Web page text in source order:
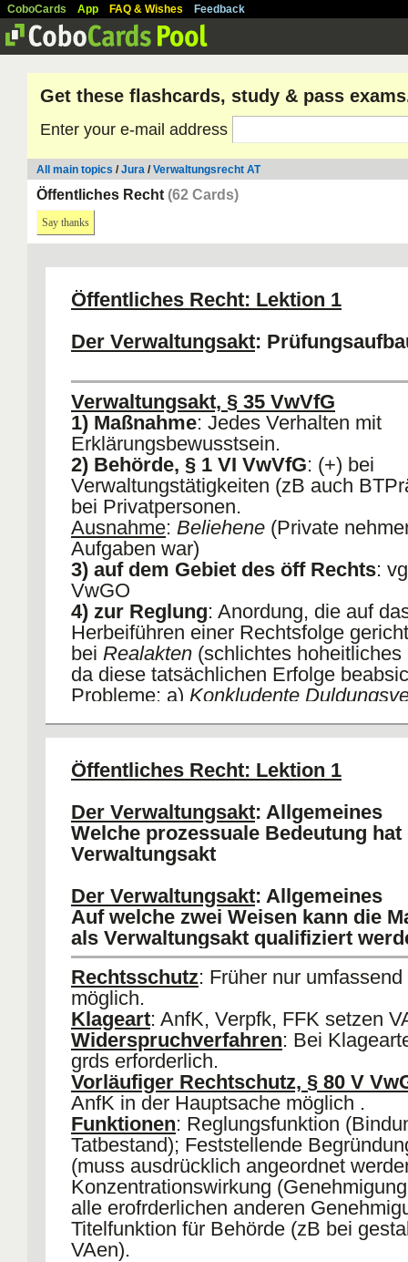
CoboCards App FAQ & Wishes Feedback
Get these flashcards, study & pass
Enter your e-mail address
All main topics /Jura /Verwaltungsrecht AT
Öffentliches Recht (62 Cards)
Say thanks
Öffentliches Recht: Lektion 1
Der Verwaltungsakt:
Verwaltungsakt, § 35 VwVfG
1) Maßnahme: Jedes Verhalten mit
Erklärungsbewusstsein.
2) Behörde, § 1 VI VwVfG: (+) bei
Verwaltungstätigkeiten (zB auch
bei Privatpersonen.
Ausnahme: Beliehene (Private
Aufgaben war)
3) auf dem Gebiet des öff Rechts:
VwGO
4) zur Reglung: Anordung, die auf
Herbeiführen einer Rechtsfolge
bei Realakten (schlichtes hoheitliches
da diese tatsächlichen Erfolge
Probleme: a) Konkludente
Zweitbescheid
5) eines Einzelfalls
: (+), wenn
individuell.
Probleme
: a) Abgrenzung zu
Allgemeinverfügungen
6) mit unmittelbarer Außenwirkung:
der Maßnahme trifft unmittelbar und
eine außerhalb der Verwaltung
Probleme:Sonderstatusverhältnisse
Schüler usw.)
Öffentliches Recht: Lektion 1
Der Verwaltungsakt: Allgemeines
Welche prozessuale Bedeutung hat
Verwaltungsakt
Der Verwaltungsakt: Allgemeines
Auf welche zwei Weisen kann die
als Verwaltungsakt qualifiziert
Rechtsschutz: Früher nur
möglich.
Klageart: AnfK, Verpfk, FFK setzen
Widerspruchverfahren: Bei
grds erforderlich.
Vorläufiger Rechtschutz, § 80 V
AnfK in der Hauptsache möglich .
Funktionen: Reglungsfunktion
Tatbestand); Feststellende
(muss ausdrücklich angeordnet
Konzentrationswirkung
alle erofrderlichen anderen
Titelfunktion für Behörde (zB bei
VAen).